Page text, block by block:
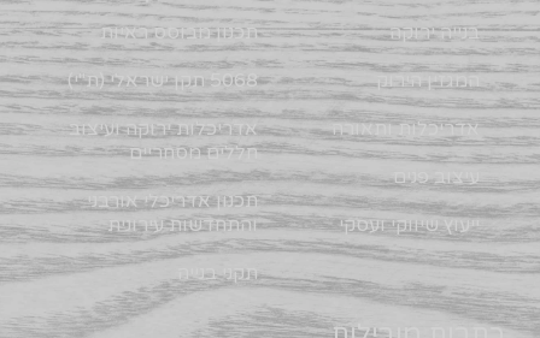
בנייה ירוקה
המגזין הירוק
אדריכלות ותאורה
עיצוב פנים
ייעוץ שיווקי ועסקי
תכנון מבוסס ראיות
5068 תקן ישראלי (ת"י)
אדריכלות ירוקה ועיצוב
חללים מסחריים
תכנון אדריכלי אורבני
והתחדשות עירונית
תקני בנייה